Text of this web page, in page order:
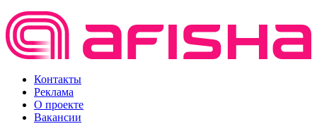
Контакты
Реклама
О проекте
Вакансии